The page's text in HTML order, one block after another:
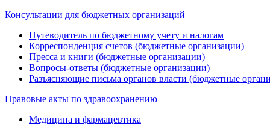
Консультации для бюджетных организаций
Путеводитель по бюджетному учету и налогам
Корреспонденция счетов (бюджетные организации)
Пресса и книги (бюджетные организации)
Вопросы-ответы (бюджетные организации)
Разъясняющие письма органов власти (бюджетные
Правовые акты по здравоохранению
Медицина и фармацевтика